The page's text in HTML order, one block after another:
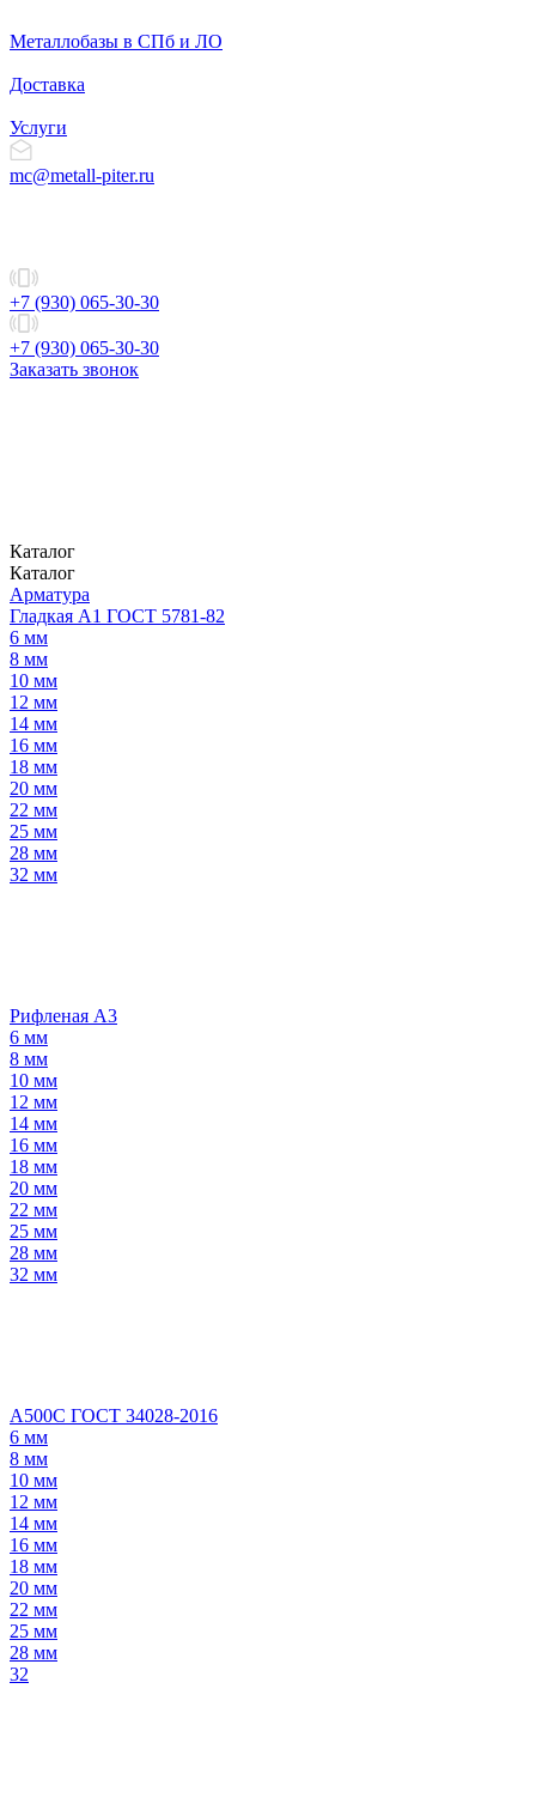
Металлобазы в СПб и ЛО
Доставка
Услуги
mc@metall-piter.ru
+7 (930) 065-30-30
+7 (930) 065-30-30
Заказать звонок
Каталог
Каталог
Арматура
Гладкая А1 ГОСТ 5781-82
6 мм
8 мм
10 мм
12 мм
14 мм
16 мм
18 мм
20 мм
22 мм
25 мм
28 мм
32 мм
Рифленая А3
6 мм
8 мм
10 мм
12 мм
14 мм
16 мм
18 мм
20 мм
22 мм
25 мм
28 мм
32 мм
А500С ГОСТ 34028-2016
6 мм
8 мм
10 мм
12 мм
14 мм
16 мм
18 мм
20 мм
22 мм
25 мм
28 мм
32